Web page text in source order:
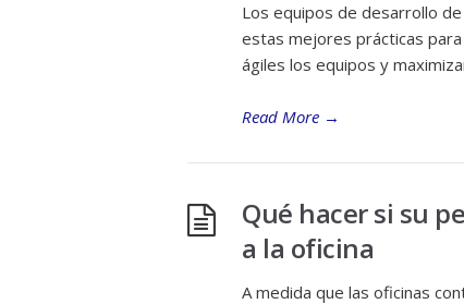
Los equipos de desarrollo
estas mejores prácticas
ágiles los equipos y
Read More →
Qué hacer si su
a la oficina
A medida que las oficinas